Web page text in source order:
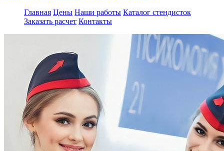
Главная Цены Наши работы Каталог стендисток
Заказать расчет Контакты